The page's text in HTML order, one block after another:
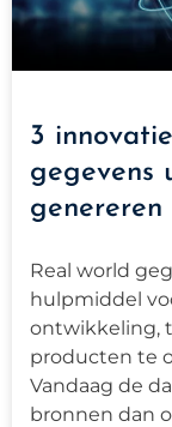
3
gegevens
genereren
Real world
hulpmiddel
ontwikkeling,
producten te
Vandaag de
bronnen dan